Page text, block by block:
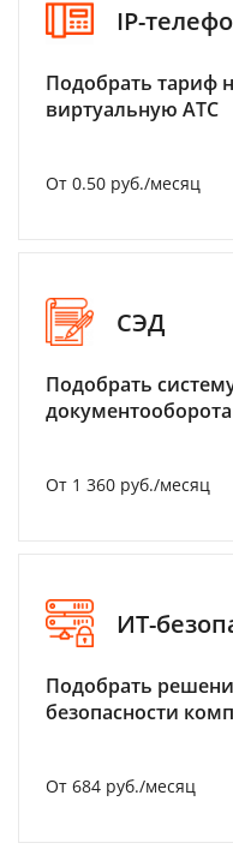
IP-
Подобрать тариф
виртуальную АТС
От 0.50 руб./месяц
СЭД
Подобрать
От 1 360 руб./месяц
ИТ-
Подобрать
безопасности
От 684 руб./месяц